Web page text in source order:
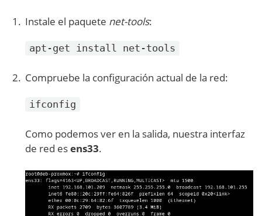
Instale el paquete net-tools:
apt-get install net-tools
Compruebe la configuración actual de la red:
ifconfig
Como podemos ver en la salida, nuestra interfaz
de red esens33.